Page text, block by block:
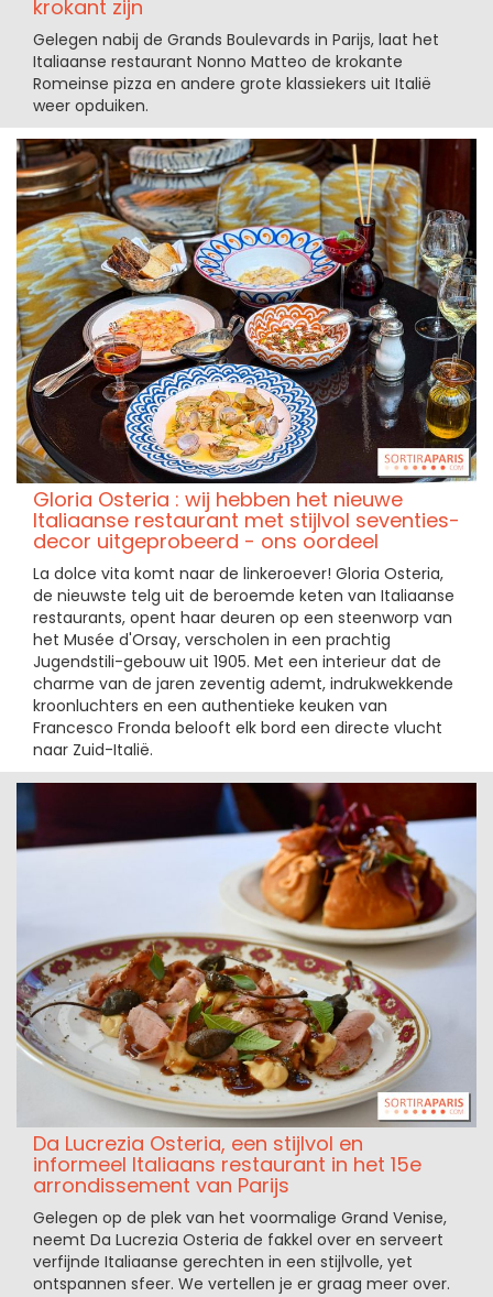
krokant zijn
Gelegen nabij de Grands Boulevards in Parijs, laat het
Italiaanse restaurant Nonno Matteo de krokante
Romeinse pizza en andere grote klassiekers uit Italië
weer opduiken.
Gloria Osteria : wij hebben het nieuwe
Italiaanse restaurant met stijlvol seventies-
decor uitgeprobeerd - ons oordeel
La dolce vita komt naar de linkeroever! Gloria Osteria,
de nieuwste telg uit de beroemde keten van Italiaanse
restaurants, opent haar deuren op een steenworp van
het Musée d'Orsay, verscholen in een prachtig
Jugendstili-gebouw uit 1905. Met een interieur dat de
charme van de jaren zeventig ademt, indrukwekkende
kroonluchters en een authentieke keuken van
Francesco Fronda belooft elk bord een directe vlucht
naar Zuid-Italië.
Da Lucrezia Osteria, een stijlvol en
informeel Italiaans restaurant in het 15e
arrondissement van Parijs
Gelegen op de plek van het voormalige Grand Venise,
neemt Da Lucrezia Osteria de fakkel over en serveert
verfijnde Italiaanse gerechten in een stijlvolle, yet
ontspannen sfeer. We vertellen je er graag meer over.